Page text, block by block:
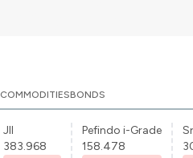
COMMODITIESBONDS
JII
383.968
Pefindo i-Grade
158.478